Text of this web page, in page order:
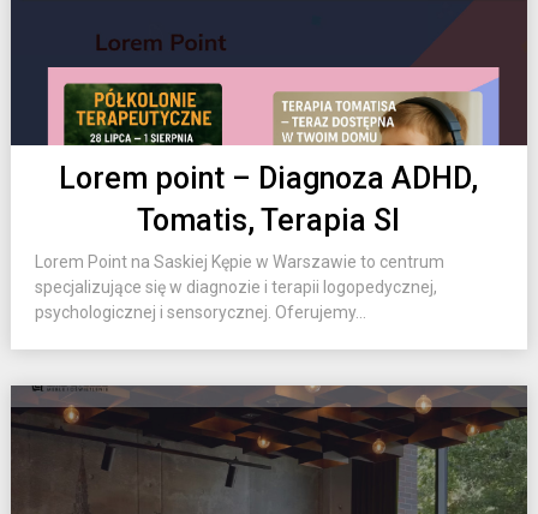
Lorem point – Diagnoza ADHD,
Tomatis, Terapia SI
Lorem Point na Saskiej Kępie w Warszawie to centrum
specjalizujące się w diagnozie i terapii logopedycznej,
psychologicznej i sensorycznej. Oferujemy...